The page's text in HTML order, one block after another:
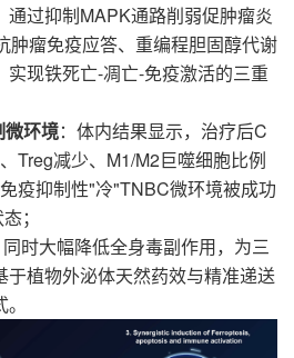
通过抑制MAPK通路削弱促肿瘤炎
肿瘤免疫应答、重编程胆固醇代谢
现铁死亡-凋亡-免疫激活的三重
微环境：体内结果显示，治疗后C
Treg减少、M1/M2巨噬细胞比例
疫抑制性"冷"TNBC微环境被成功
；
时大幅降低全身毒副作用，为三
于植物外泌体天然药效与精准递送